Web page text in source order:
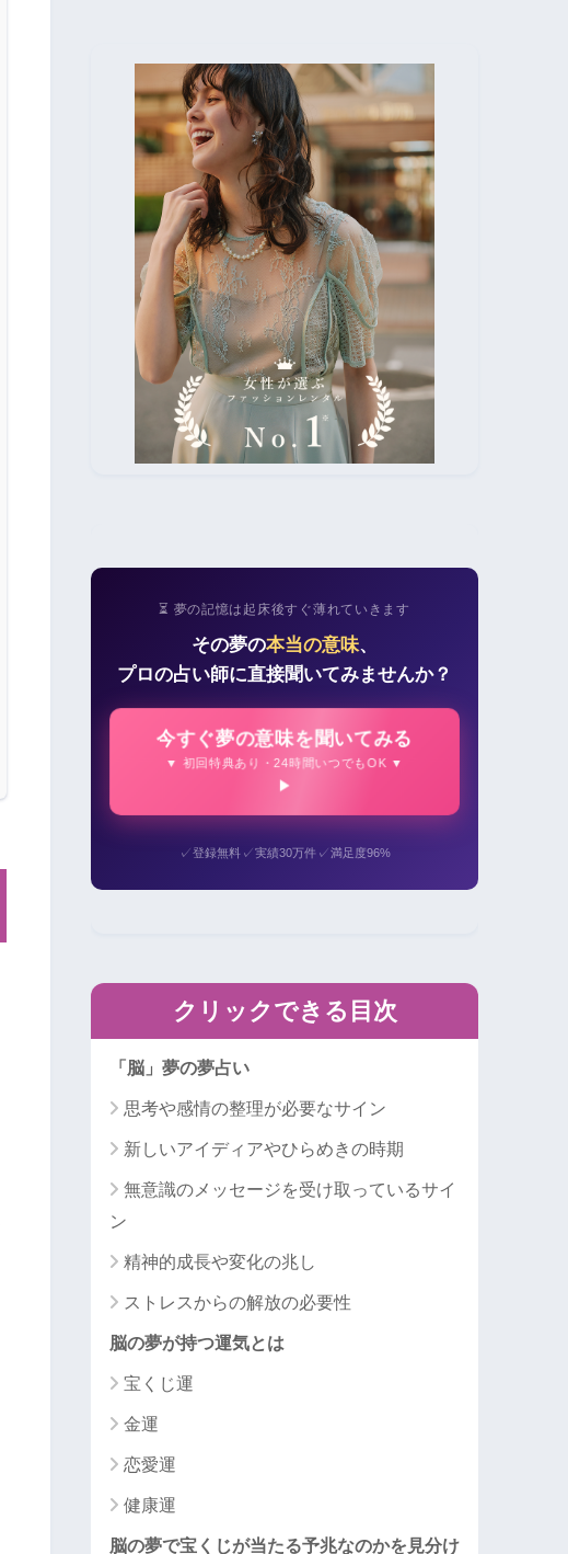
⏳ 夢の記憶は起床後すぐ薄れていきます
その夢の本当の意味、
プロの占い師に直接聞いてみませんか？
今すぐ夢の意味を聞いてみる
▼ 初回特典あり・24時間いつでもOK ▼
✓登録無料 ✓実績30万件 ✓満足度96%
クリックできる目次
「脳」夢の夢占い
思考や感情の整理が必要なサイン
新しいアイディアやひらめきの時期
無意識のメッセージを受け取っているサイ
ン
精神的成長や変化の兆し
ストレスからの解放の必要性
脳の夢が持つ運気とは
宝くじ運
金運
恋愛運
健康運
脳の夢で宝くじが当たる予兆なのかを見分け